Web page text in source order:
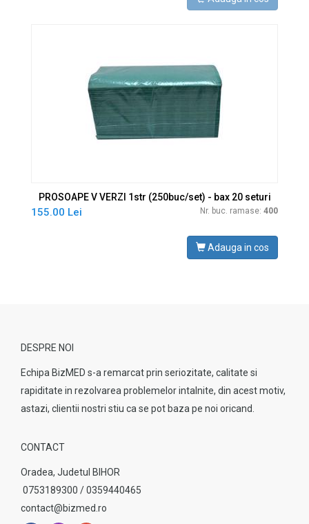
PROSOAPE V VERZI 1str (250buc/set) - bax 20 seturi
155.00 Lei Nr. buc. ramase: 400
Adauga in cos
DESPRE NOI
Echipa BizMED s-a remarcat prin seriozitate, calitate si
rapiditate in rezolvarea problemelor intalnite, din acest motiv,
astazi, clientii nostri stiu ca se pot baza pe noi oricand.
CONTACT
Oradea, Judetul BIHOR
0753189300 / 0359440465
contact@bizmed.ro